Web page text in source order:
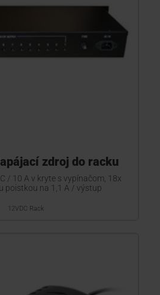
zdroj do racku
/ 10 A v kryte s vypínačom, 18x
poistkou na 1,1 A / výstup
12VDC Rack